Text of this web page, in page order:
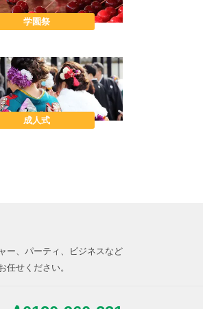
学園祭
成人式
ー、パーティ、ビジネスなど
任せください。